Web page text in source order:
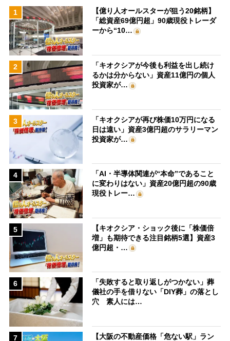
1
【億り人オールスターが狙う20銘柄】
「総資産69億円超」90歳現役トレーダ
ーから“10…
2
「キオクシアが今後も利益を出し続け
るかは分からない」資産11億円の個人
投資家が…
3
「キオクシアが再び株価10万円になる
日は遠い」資産3億円超のサラリーマン
投資家が…
4
「AI・半導体関連が“本命”であること
に変わりはない」資産20億円超の90歳
現役トレー…
5
【キオクシア・ショック後に「株価倍
増」も期待できる注目銘柄5選】資産3
億円超・…
6
「失敗すると取り返しがつかない」葬
儀社の手を借りない「DIY葬」の落とし
穴 素人には…
7
【大阪の不動産価格「危ない駅」ラン